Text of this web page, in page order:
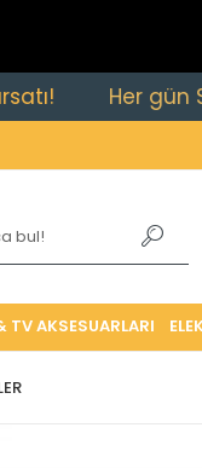
Her gün Saat
TV AKSESUARLARI